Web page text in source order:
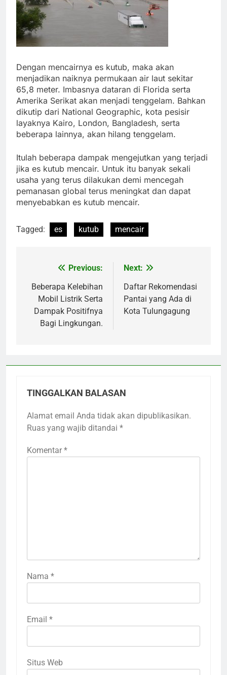
Dengan mencairnya es kutub, maka akan
menjadikan naiknya permukaan air laut sekitar
65,8 meter. Imbasnya dataran di Florida serta
Amerika Serikat akan menjadi tenggelam. Bahkan
dikutip dari National Geographic, kota pesisir
layaknya Kairo, London, Bangladesh, serta
beberapa lainnya, akan hilang tenggelam.
Itulah beberapa dampak mengejutkan yang terjadi
jika es kutub mencair. Untuk itu banyak sekali
usaha yang terus dilakukan demi mencegah
pemanasan global terus meningkat dan dapat
menyebabkan es kutub mencair.
Tagged: es kutub mencair
Navigasi
pos
Previous:
Beberapa Kelebihan
Mobil Listrik Serta
Dampak Positifnya
Bagi Lingkungan.
Next:
Daftar Rekomendasi
Pantai yang Ada di
Kota Tulungagung
TINGGALKAN BALASAN
Alamat email Anda tidak akan dipublikasikan.
Ruas yang wajib ditandai *
Komentar *
Nama *
Email *
Situs Web